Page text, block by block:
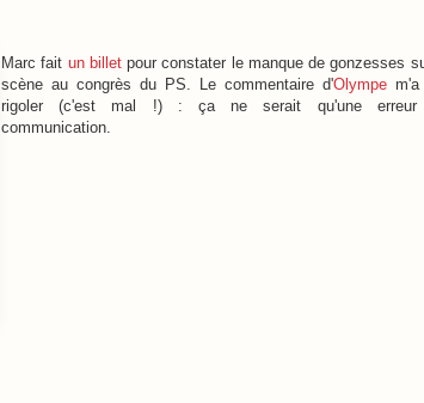
Marc fait un billetpour constater le manque de gonzesses
scène au congrès du PS. Le commentaire d'Olympe
rigoler (c'est mal !) : ça ne serait qu'une erreur
communication.